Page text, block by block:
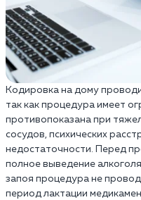
Кодировка на дому
так как процедура имеет
противопоказана при
сосудов, психических
недостаточности. Перед
полное выведение
запоя процедура не
период лактации